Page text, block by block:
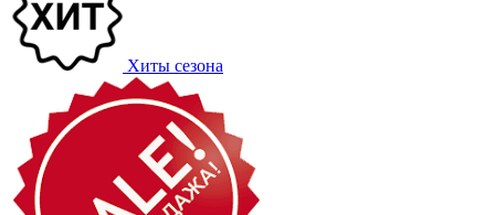
Хиты сезона